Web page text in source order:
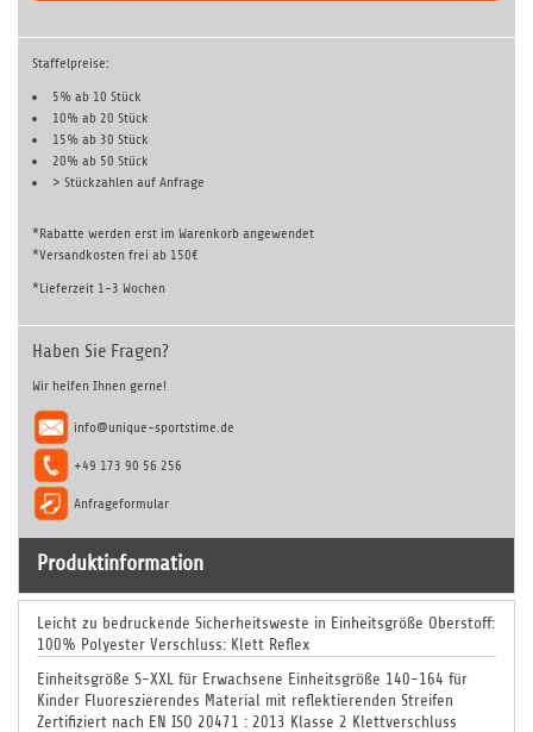
Staffelpreise:
5% ab 10 Stück
10% ab 20 Stück
15% ab 30 Stück
20% ab 50 Stück
> Stückzahlen auf Anfrage
*Rabatte werden erst im Warenkorb angewendet
*Versandkosten frei ab 150€
*Lieferzeit 1-3 Wochen
Haben Sie Fragen?
Wir helfen Ihnen gerne!
info@unique-sportstime.de
+49 173 90 56 256
Anfrageformular
Produktinformation
Leicht zu bedruckende Sicherheitsweste in Einheitsgröße Oberstoff:
100% Polyester Verschluss: Klett Reflex
Einheitsgröße S-XXL für Erwachsene Einheitsgröße 140-164 für
Kinder Fluoreszierendes Material mit reflektierenden Streifen
Zertifiziert nach EN ISO 20471 : 2013 Klasse 2 Klettverschluss